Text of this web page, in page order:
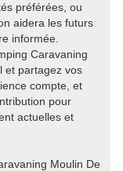
préférées, ou
aidera les futurs
informée.
Caravaning
et partagez vos
compte, et
pour
actuelles et
Moulin De